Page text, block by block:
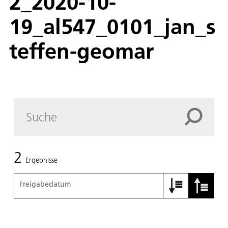
19_al547_0101_jan_s
teffen-geomar
2 Ergebnisse
Freigabedatum